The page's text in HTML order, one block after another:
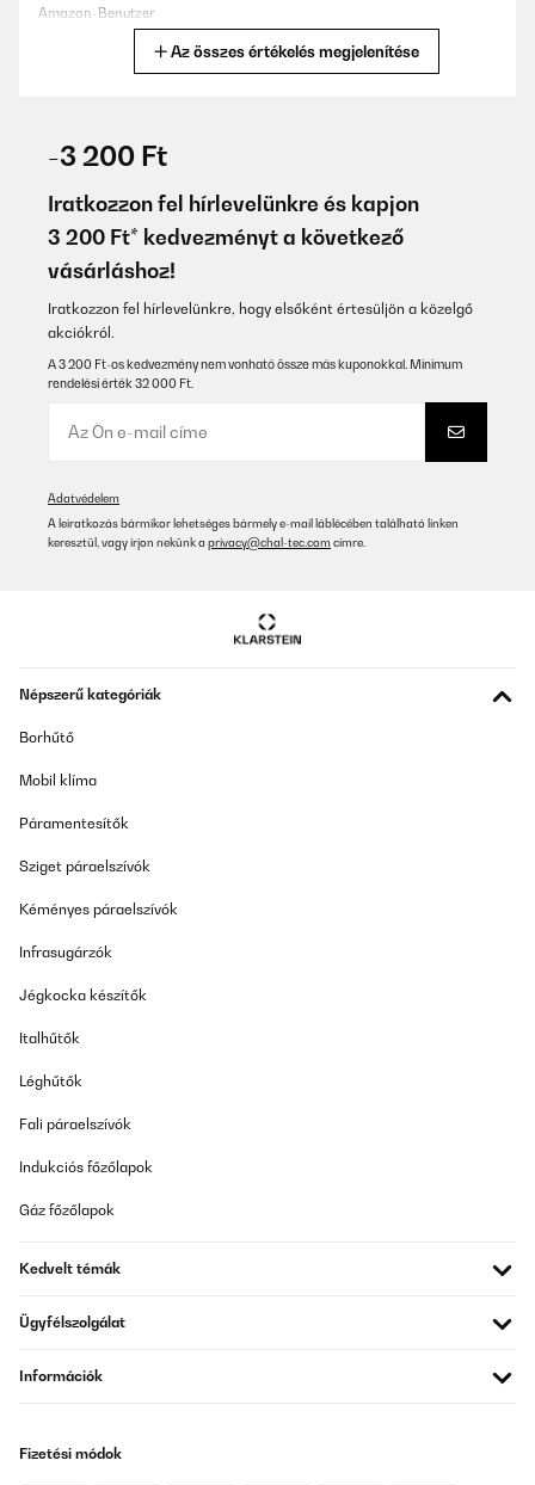
Amazon-Benutzer
Amazon-Benutzer
Fordítsd le
Sehr gutes Gerät. Schnelle und perfekte Eisproduktion schon
ELLENŐRZÖTT ÉRTÉKELÉS
Wir sind mit dieser tollen Eismaschine sehr zufrieden . Eiswürfeln
kein oder Groß und auch Crushed Ice funktionieren tadellos . Wir
Fordítsd le
Highly recommended.
Fordítsd le
Ich habe das Problem das bei der Wasser Abgabe Partikel im
da nichts drinn. Ich habe schon ganz oft gespült und verwende
Fordítsd le
de remplir sans arrêt ,
pendant notre absence un week-end nous sommes rentré et le
C'EST À FUIRE
il faut pas mettre d'étoile surtout pas
Az összes értékelés megjelenítése
-3 200 Ft
Iratkozzon fel hírlevelünkre és kapjon
3 200 Ft* kedvezményt a következő
vásárláshoz!
Iratkozzon fel hírlevelünkre, hogy elsőként értesüljön a közelgő
akciókról.
A 3 200 Ft-os kedvezmény nem vonható össze más kuponokkal. Minimum
rendelési érték 32 000 Ft.
Adatvédelem
A leiratkozás bármikor lehetséges bármely e-mail láblécében található linken
keresztül, vagy írjon nekünk a privacy@chal-tec.com címre.
Népszerű kategóriák
Borhűtő
Mobil klíma
Páramentesítők
Sziget páraelszívók
Kéményes páraelszívók
Infrasugárzók
Jégkocka készítők
Italhűtők
Léghűtők
Fali páraelszívók
Indukciós főzőlapok
Gáz főzőlapok
Kedvelt témák
Ügyfélszolgálat
Információk
Fizetési módok